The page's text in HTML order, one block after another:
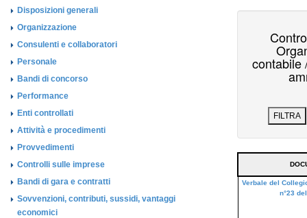
Disposizioni generali
Organizzazione
Consulenti e collaboratori
Personale
Bandi di concorso
Performance
Enti controllati
Attività e procedimenti
Provvedimenti
Controlli sulle imprese
Bandi di gara e contratti
Sovvenzioni, contributi, sussidi, vantaggi
economici